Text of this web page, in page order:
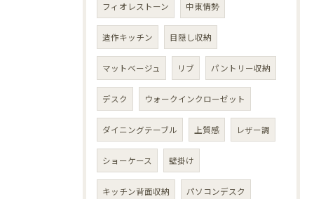
フィオレストーン 中東情勢
造作キッチン 目隠し収納
マットベージュ リブ パントリー収納
デスク ウォークインクローゼット
ダイニングテーブル 上質感 レザー調
ショーケース 壁掛け
キッチン背面収納 パソコンデスク